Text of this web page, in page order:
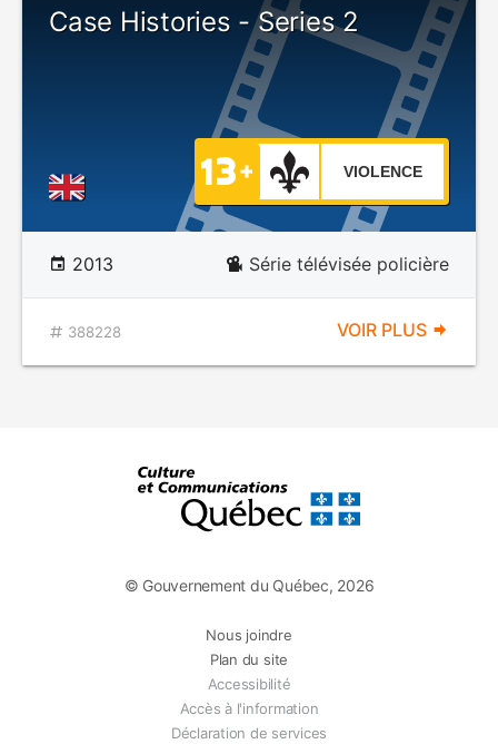
Case Histories - Series 2
VIOLENCE
2013 Série télévisée policière
388228 VOIR PLUS
© Gouvernement du Québec, 2026
Nous joindre
Plan du site
Accessibilité
Accès à l'information
Déclaration de services